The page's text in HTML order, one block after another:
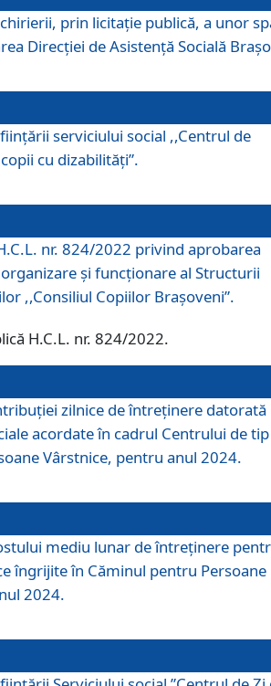
prin licitație publică, a unor
Direcției de Asistență Socială
serviciului social ,,Centrul de
cu dizabilități”.
nr. 824/2022 privind aprobarea
şi funcţionare al Structurii
,,Consiliul Copiilor Braşoveni”.
H.C.L. nr. 824/2022.
zilnice de întreținere datorată
acordate în cadrul Centrului de tip
Vârstnice, pentru anul 2024.
mediu lunar de întreţinere
îngrijite în Căminul pentru Persoane
2024.